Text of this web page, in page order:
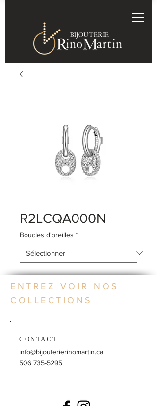
R2LCQA000N
Boucles d'oreilles *
ENTREZ VOIR NOS
COLLECTIONS
CONTACT
info@bijouterierinomartin.ca
506 735-5295